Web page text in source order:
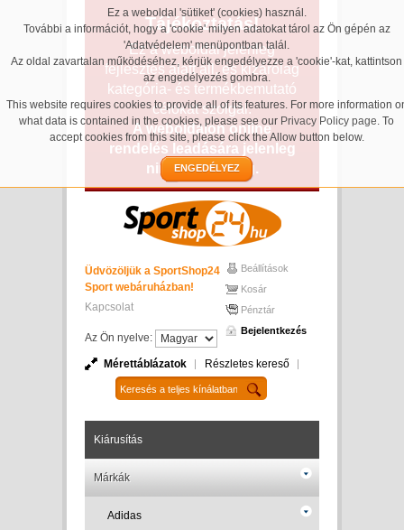
Ez a weboldal 'sütiket' (cookies) használ.
További a információt, hogy a 'cookie' milyen adatokat tárol az Ön gépén az
'Adatvédelem' menüpontban talál.
Az oldal zavartalan működéséhez, kérjük engedélyezze a 'cookie'-kat, kattintson
az engedélyezés gombra.
This website requires cookies to provide all of its features. For more information
what data is contained in the cookies, please see our Privacy Policy page. To
accept cookies from this site, please click the Allow button below.
ENGEDÉLYEZ
Tájékoztatás!
Ez a weboldal jelenleg
fejlesztés alatt áll, és kizárólag
kategória- és termékbemutató
célokat szolgál.
A weboldalon online
rendelés leadására jelenleg
nincs lehetőség.
Üdvözöljük a SportShop24
Sport webáruházban!
Kapcsolat
Az Ön nyelve:
Beállítások
Kosár
Pénztár
Bejelentkezés
Mérettáblázatok Részletes kereső
Kiárusítás
Márkák
Adidas